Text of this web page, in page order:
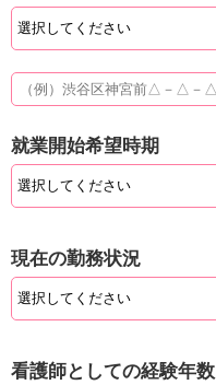
就業開始希望時期
現在の勤務状況
看護師としての経験年数